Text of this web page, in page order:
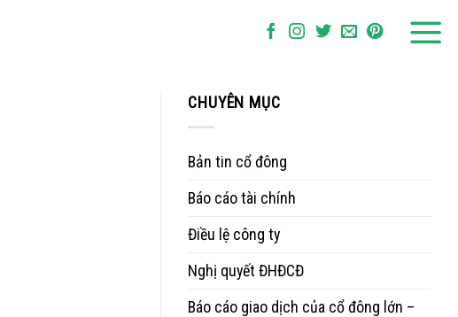
CHUYÊN MỤC
Bản tin cổ đông
Báo cáo tài chính
Điều lệ công ty
Nghị quyết ĐHĐCĐ
Báo cáo giao dịch của cổ đông lớn –